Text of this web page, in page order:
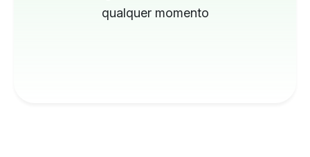
qualquer momento